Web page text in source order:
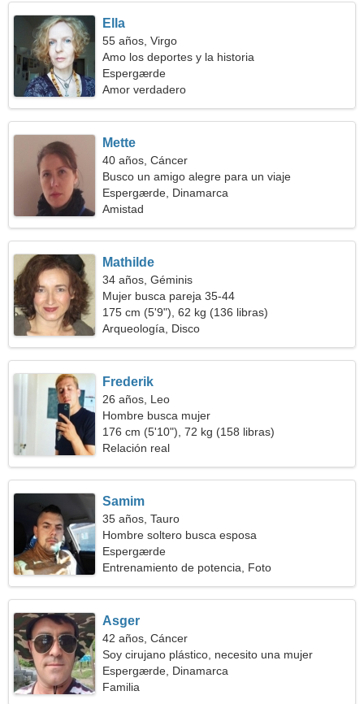
Ella
55 años, Virgo
Amo los deportes y la historia
Espergærde
Amor verdadero
Mette
40 años, Cáncer
Busco un amigo alegre para un viaje
Espergærde, Dinamarca
Amistad
Mathilde
34 años, Géminis
Mujer busca pareja 35-44
175 cm (5'9"), 62 kg (136 libras)
Arqueología, Disco
Frederik
26 años, Leo
Hombre busca mujer
176 cm (5'10"), 72 kg (158 libras)
Relación real
Samim
35 años, Tauro
Hombre soltero busca esposa
Espergærde
Entrenamiento de potencia, Foto
Asger
42 años, Cáncer
Soy cirujano plástico, necesito una mujer
delgada
Espergærde, Dinamarca
Familia